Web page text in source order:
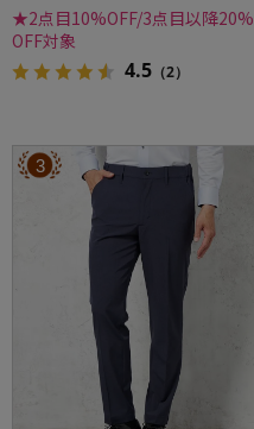
★2点目10%OFF/3点目以降20%
OFF対象
4.5 （2）
3